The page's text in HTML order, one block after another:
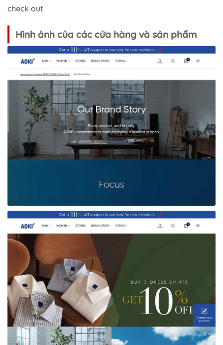
check out
Hình ảnh của các cửa hàng và sản phẩm